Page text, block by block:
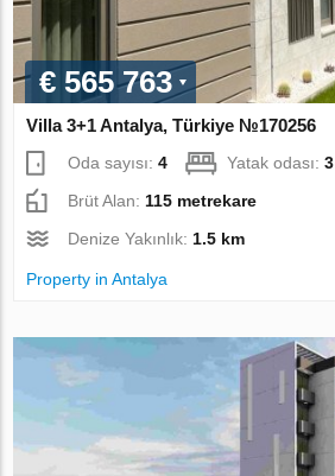
€ 565 763
Villa 3+1 Antalya, Türkiye №170256
Oda sayısı:4 Yatak odası:3
Brüt Alan:115 metrekare
Denize Yakınlık:1.5 km
Property in Antalya